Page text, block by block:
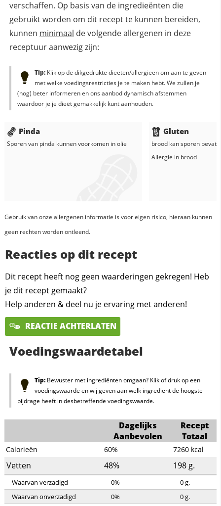
verschaffen. Op basis van de ingredieënten die
gebruikt worden om dit recept te kunnen bereiden,
kunnen minimaal de volgende allergenen in deze
receptuur aanwezig zijn:
Tip:Klik op de dikgedrukte dieëten/allergieën om aan te geven
met welke voedingsrestricties je te maken hebt. We zullen je
(nog) beter informeren en ons aanbod dynamisch afstemmen
waardoor je je dieët gemakkelijk kunt aanhouden.
Pinda
Sporen van pinda kunnen voorkomen inolie
Gluten
broodkan sporen
Allergie in brood
Gebruik van onze allergenen informatie is voor eigen risico, hieraan kunnen
geen rechten worden ontleend.
Reacties op dit recept
Dit recept heeft nog geen waarderingen gekregen! Heb
je dit recept gemaakt?
Help anderen & deel nu je ervaring met anderen!
REACTIE ACHTERLATEN
Voedingswaardetabel
Tip:Bewuster met ingrediënten omgaan? Klik of druk op een
voedingswaarde en wij geven aan welk ingrediënt de hoogste
bijdrage heeft in desbetreffende voedingswaarde.
Dagelijks
Aanbevolen
Recept
Totaal
Calorieën 60% 7260 kcal
Vetten 48% 198 g.
Waarvan verzadigd 0% 0g.
Waarvan onverzadigd
0% 0g.